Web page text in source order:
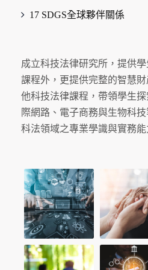
17 SDGS全球夥伴關係
成立科技法律研究所，提供
課程外，更提供完整的智慧
他科技法律課程，帶領學生
際網路、電子商務與生物科
科法領域之專業學識與實務能